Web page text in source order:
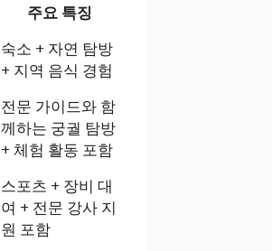
주요 특징
숙소 + 자연 탐방
+ 지역 음식 경험
전문 가이드와 함
께하는 궁궐 탐방
+ 체험 활동 포함
스포츠 + 장비 대
여 + 전문 강사 지
원 포함